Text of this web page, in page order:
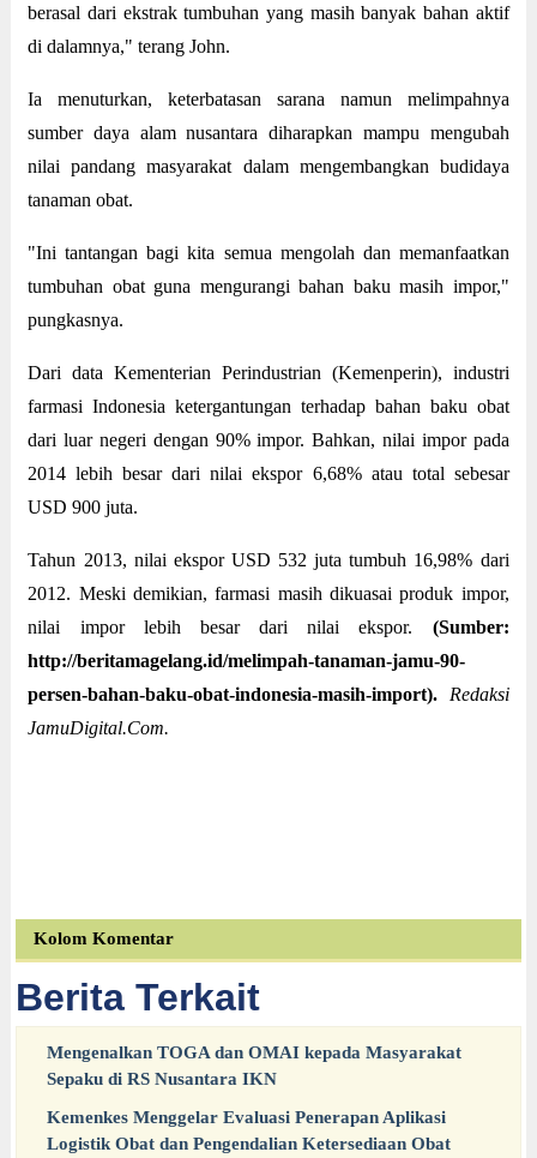
berasal dari ekstrak tumbuhan yang masih banyak bahan aktif
di dalamnya," terang John.
Ia menuturkan, keterbatasan sarana namun melimpahnya
sumber daya alam nusantara diharapkan mampu mengubah
nilai pandang masyarakat dalam mengembangkan budidaya
tanaman obat.
"Ini tantangan bagi kita semua mengolah dan memanfaatkan
tumbuhan obat guna mengurangi bahan baku masih impor,"
pungkasnya.
Dari data Kementerian Perindustrian (Kemenperin), industri
farmasi Indonesia ketergantungan terhadap bahan baku obat
dari luar negeri dengan 90% impor. Bahkan, nilai impor pada
2014 lebih besar dari nilai ekspor 6,68% atau total sebesar
USD 900 juta.
Tahun 2013, nilai ekspor USD 532 juta tumbuh 16,98% dari
2012. Meski demikian, farmasi masih dikuasai produk impor,
nilai impor lebih besar dari nilai ekspor. (Sumber:
http://beritamagelang.id/melimpah-tanaman-jamu-90-
persen-bahan-baku-obat-indonesia-masih-import).
Redaksi
JamuDigital.Com.
Kolom Komentar
Berita Terkait
Mengenalkan TOGA dan OMAI kepada Masyarakat
Sepaku di RS Nusantara IKN
Kemenkes Menggelar Evaluasi Penerapan Aplikasi
Logistik Obat dan Pengendalian Ketersediaan Obat